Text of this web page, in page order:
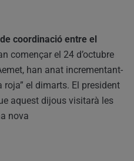
coordinació entre el
començar el 24 d’octubre
han anat incrementant-
roja” el dimarts. El president
aquest dijous visitarà les
nova